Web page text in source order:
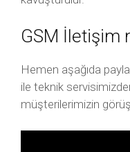
GSM İletişim
Hemen aşağıda
ile teknik
müşterilerimizin